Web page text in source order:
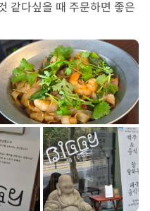
같다싶을 때 주문하면 좋은